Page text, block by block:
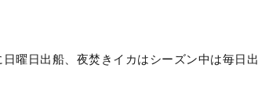
曜日出船、夜焚きイカはシーズン中は毎日